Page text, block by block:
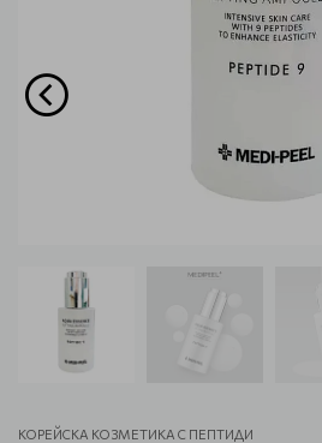
КОРЕЙСКА КОЗМЕТИКА С ПЕПТИДИ